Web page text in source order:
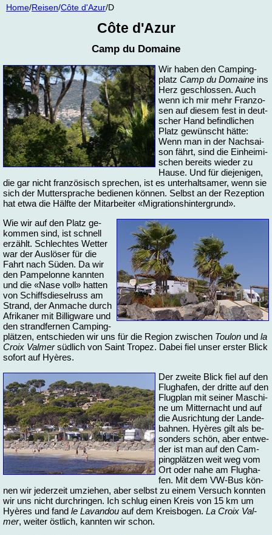
Home/Rei­sen/Côte d'Azur/D
Côte d'Azur
Camp du Do­mai­ne
Wir ha­ben den Cam­ping­
platz Camp du Do­mai­ne ins
Herz ge­schlos­sen. Auch
wenn ich mir mehr Fran­zo­
sen auf die­sem fest in deut­
scher Hand be­find­li­chen
Platz ge­wünscht hät­te:
Wenn man in der Nach­sai­
son fährt, sind die Ein­hei­mi­
schen be­reits wie­der zu
Hau­se. Und für die­je­ni­gen,
die gar nicht fran­zö­sisch spre­chen, ist es un­ter­halt­sa­mer, wenn sie
sich der Mut­ter­spra­che be­die­nen kön­nen. Selbst an der Re­zep­ti­on
hat et­wa die Hälf­te der Mit­ar­bei­ter «Mi­gra­ti­ons­hin­ter­grund».
Wie wir auf den Platz ge­
kom­men sind, ist schnell
er­zählt. Schlech­tes Wet­ter
war der Aus­lö­ser für die
Fahrt nach Sü­den. Da wir
den Pam­pe­lon­ne kann­ten
und die «Na­se voll» hat­ten
von Schiffs­die­sel­russ am
Strand, der An­ma­che durch
Afri­ka­ner mit Bil­lig­wa­re und
den strand­fer­nen Cam­ping­
plät­zen, ent­schie­den wir uns für die Re­gi­on zwi­schen Tou­lon und la
Croix Val­mersüd­lich von Saint Tro­pez. Da­bei fiel un­ser ers­ter Blick
so­fort auf Hyères.
Der zwei­te Blick fiel auf den
Flug­ha­fen, der drit­te auf den
Flug­plan mit sei­ner Ma­schi­
ne um Mit­ter­nacht und auf
die Aus­rich­tung der Lan­de­
bah­nen. Hyères gilt als be­
son­ders schön, aber ent­we­
der ist man auf den Cam­
ping­plät­zen weit weg vom
Ort oder na­he am Flug­ha­
fen. Mit dem VW-Bus kön­
nen wir je­der­zeit um­zie­hen, aber selbst zu ei­nem Ver­such konn­ten
wir uns nicht durch­rin­gen. Ich schlug ei­nen Kreis von 15 km um
Hyères und fand le La­van­dou auf dem Kreis­bo­gen. La Croix Val­
mer, wei­ter öst­lich, kann­ten wir schon.